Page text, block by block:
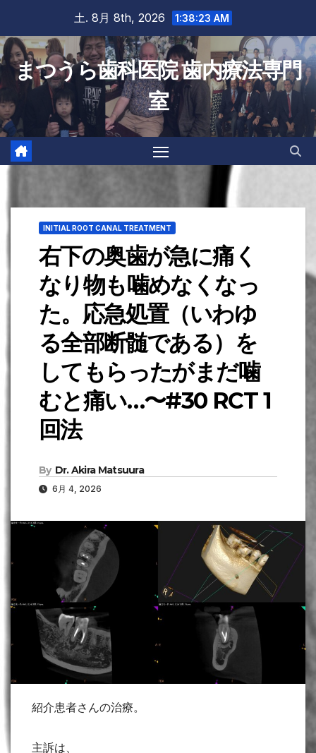
content
土. 8月 8th, 2026 1:38:24 AM
まつうら歯科医院 歯内療法専門
室
INITIAL ROOT CANAL TREATMENT
右下の奥歯が急に痛く
なり物も噛めなくなっ
た。応急処置（いわゆ
る全部断髄である）を
してもらったがまだ噛
むと痛い…〜#30 RCT 1
回法
By Dr. Akira Matsuura
6月 4, 2026
紹介患者さんの治療。
主訴は、